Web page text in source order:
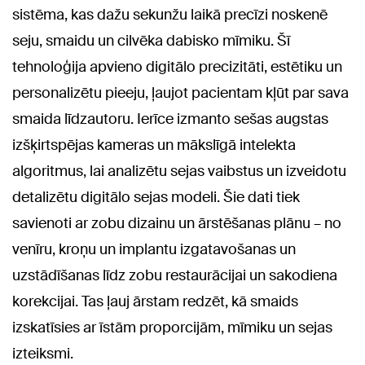
sistēma, kas dažu sekunžu laikā precīzi noskenē
seju, smaidu un cilvēka dabisko mīmiku. Šī
tehnoloģija apvieno digitālo precizitāti, estētiku un
personalizētu pieeju, ļaujot pacientam kļūt par sava
smaida līdzautoru. Ierīce izmanto sešas augstas
izšķirtspējas kameras un mākslīgā intelekta
algoritmus, lai analizētu sejas vaibstus un izveidotu
detalizētu digitālo sejas modeli. Šie dati tiek
savienoti ar zobu dizainu un ārstēšanas plānu – no
venīru, kroņu un implantu izgatavošanas un
uzstādīšanas līdz zobu restaurācijai un sakodiena
korekcijai. Tas ļauj ārstam redzēt, kā smaids
izskatīsies ar īstām proporcijām, mīmiku un sejas
izteiksmi.